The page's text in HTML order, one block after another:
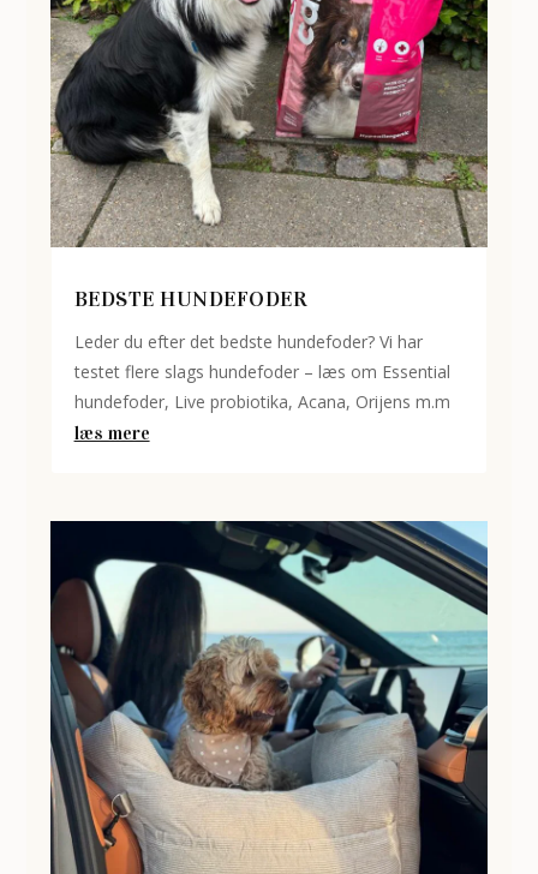
BEDSTE HUNDEFODER
Leder du efter det bedste hundefoder? Vi har
testet flere slags hundefoder – læs om Essential
hundefoder, Live probiotika, Acana, Orijens m.m
læs mere